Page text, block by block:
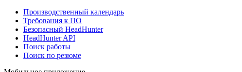
Производственный календарь
Требования к ПО
Безопасный HeadHunter
HeadHunter API
Поиск работы
Поиск по резюме